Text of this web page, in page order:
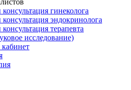
гинеколога
эндокринолога
терапевта
исследование)